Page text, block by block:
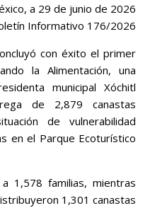
a 29 de junio de 2026
Informativo 176/2026
con éxito el primer
la Alimentación, una
municipal Xóchitl
de 2,879 canastas
de vulnerabilidad
en el Parque Ecoturístico
1,578 familias, mientras
1,301 canastas